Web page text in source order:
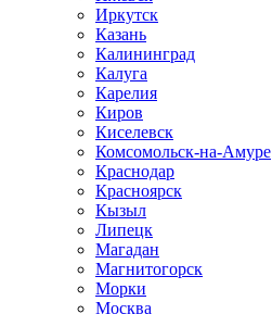
Иркутск
Казань
Калининград
Калуга
Карелия
Киров
Киселевск
Комсомольск-на-Амуре
Краснодар
Красноярск
Кызыл
Липецк
Магадан
Магнитогорск
Морки
Москва